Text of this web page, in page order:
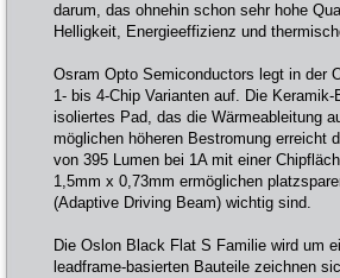
darum, das ohnehin schon sehr hohe
Helligkeit, Energieeffizienz und
Osram Opto Semiconductors legt in der
1- bis 4-Chip Varianten auf. Die
isoliertes Pad, das die Wärmeableitung
möglichen höheren Bestromung erreicht
von 395 Lumen bei 1A mit einer
1,5mm x 0,73mm ermöglichen
(Adaptive Driving Beam) wichtig sind.
Die Oslon Black Flat S Familie wird um
leadframe-basierten Bauteile zeichnen